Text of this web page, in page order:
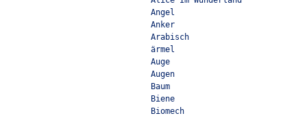
Angel
Anker
Arabisch
ärmel
Auge
Augen
Baum
Biene
Biomech